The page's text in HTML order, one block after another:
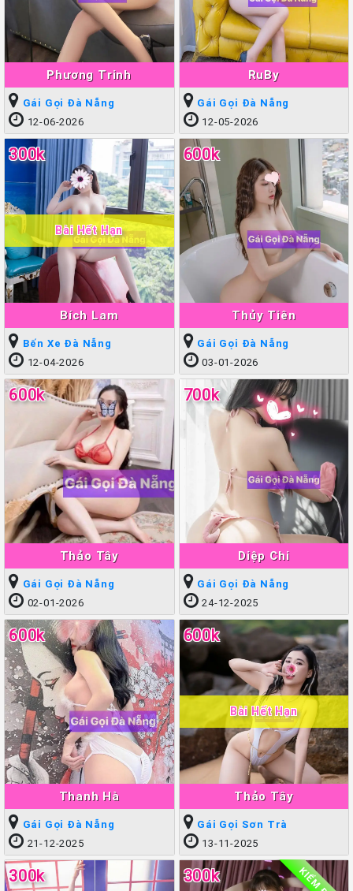
Phương Trinh
Gái Gọi Đà Nẵng
12-06-2026
RuBy
Gái Gọi Đà Nẵng
12-05-2026
Bích Lam
300k
Bài Hết Hạn
Bến Xe Đà Nẵng
12-04-2026
Thủy Tiên
600k
Gái Gọi Đà Nẵng
03-01-2026
Thảo Tây
600k
Gái Gọi Đà Nẵng
02-01-2026
Diệp Chi
700k
Gái Gọi Đà Nẵng
24-12-2025
Thanh Hà
600k
Gái Gọi Đà Nẵng
21-12-2025
Thảo Tây
600k
Bài Hết Hạn
Gái Gọi Sơn Trà
13-11-2025
300k 300k